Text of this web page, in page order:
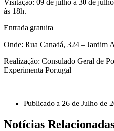
Visitação: 09 de julho a 30 de
às 18h.
Entrada gratuita
Onde: Rua Canadá, 324 – Jardim
Realização: Consulado Geral de
Experimenta Portugal
Publicado a 26 de Julho de
Notícias Relacionadas